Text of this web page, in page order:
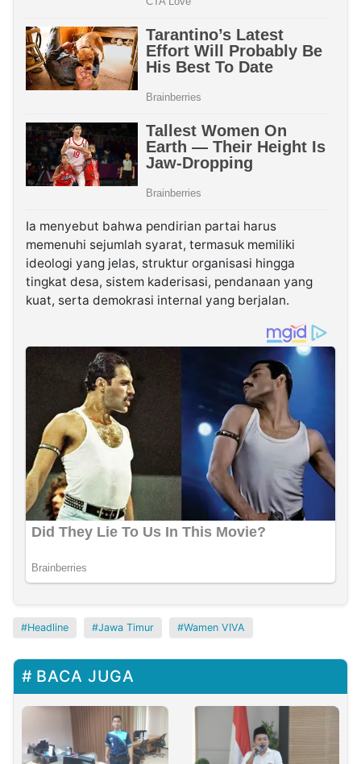
Ia menyebut bahwa pendirian partai harus
memenuhi sejumlah syarat, termasuk memiliki
ideologi yang jelas, struktur organisasi hingga
tingkat desa, sistem kaderisasi, pendanaan yang
kuat, serta demokrasi internal yang berjalan.
Headline Jawa Timur Wamen VIVA
BACA JUGA